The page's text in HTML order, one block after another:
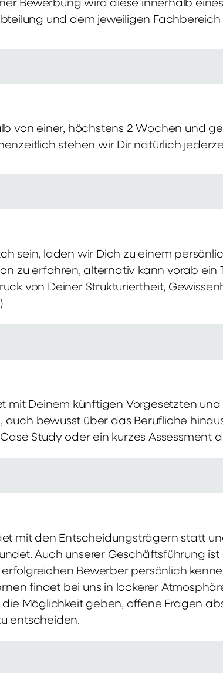
Bewerbung wird diese innerhalb
und dem jeweiligen
von einer, höchstens 2 Wochen und
stehen wir Dir natürlich
sein, laden wir Dich zu einem
zu erfahren, alternativ kann vorab
von Deiner Strukturiertheit,
mit Deinem künftigen Vorgesetzten
auch bewusst über das Berufliche
Study oder ein kurzes Assessment
mit den Entscheidungsträgern statt
Auch unserer Geschäftsführung
Bewerber persönlich
findet bei uns in lockerer
Möglichkeit geben, offene Fragen
entscheiden.